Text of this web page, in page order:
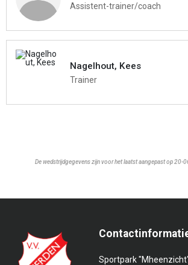
Assistent-trainer/coach
Nagelhout, Kees
Trainer
De wedstrijdgegevens zijn voor het laatst aangepast op 20-
Sportpark